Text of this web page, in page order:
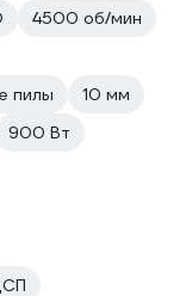
4500 об/мин
пилы
10 мм
900 Вт